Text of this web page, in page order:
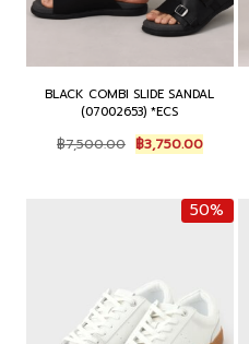
BLACK COMBI SLIDE SANDAL
(07002653) *ECS
฿7,500.00 Original
price
฿7,500.00.
฿3,750.00Current
price
฿
50%